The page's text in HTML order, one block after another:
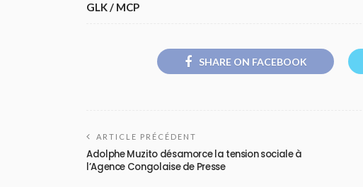
GLK / MCP
SHARE ON FACEBOOK
ARTICLE PRÉCÉDENT
Adolphe Muzito désamorce la tension sociale à
l’Agence Congolaise de Presse